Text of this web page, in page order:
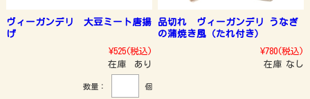
ヴィーガンデリ 大豆ミート唐揚
げ
¥525(税込)
在庫 あり
数量： 個
品切れ ヴィーガンデリ うなぎ
の蒲焼き風（たれ付き）
¥780(税込)
在庫 なし